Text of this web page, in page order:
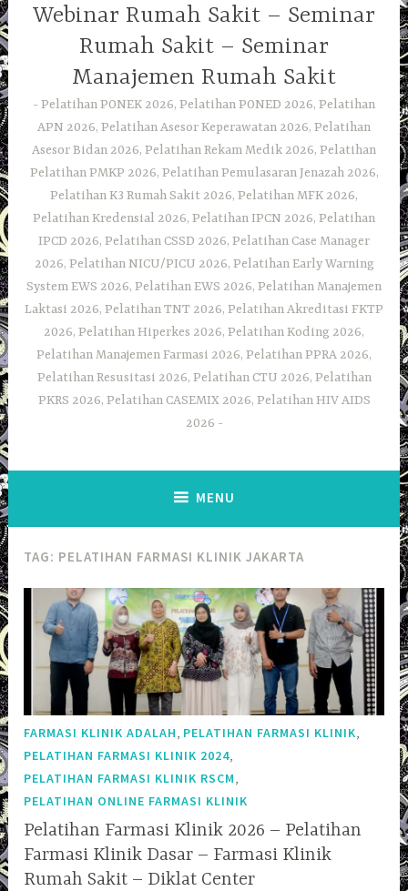
Webinar Rumah Sakit – Seminar
Rumah Sakit – Seminar
Manajemen Rumah Sakit
Pelatihan PONEK 2026, Pelatihan PONED 2026, Pelatihan
APN 2026, Pelatihan Asesor Keperawatan 2026, Pelatihan
Asesor Bidan 2026, Pelatihan Rekam Medik 2026, Pelatihan
Pelatihan PMKP 2026, Pelatihan Pemulasaran Jenazah 2026,
Pelatihan K3 Rumah Sakit 2026, Pelatihan MFK 2026,
Pelatihan Kredensial 2026, Pelatihan IPCN 2026, Pelatihan
IPCD 2026, Pelatihan CSSD 2026, Pelatihan Case Manager
2026, Pelatihan NICU/PICU 2026, Pelatihan Early Warning
System EWS 2026, Pelatihan EWS 2026, Pelatihan Manajemen
Laktasi 2026, Pelatihan TNT 2026, Pelatihan Akreditasi FKTP
2026, Pelatihan Hiperkes 2026, Pelatihan Koding 2026,
Pelatihan Manajemen Farmasi 2026, Pelatihan PPRA 2026,
Pelatihan Resusitasi 2026, Pelatihan CTU 2026, Pelatihan
PKRS 2026, Pelatihan CASEMIX 2026, Pelatihan HIV AIDS
2026
MENU
TAG: PELATIHAN FARMASI KLINIK JAKARTA
FARMASI KLINIK ADALAH, PELATIHAN FARMASI KLINIK,
PELATIHAN FARMASI KLINIK 2024,
PELATIHAN FARMASI KLINIK RSCM,
PELATIHAN ONLINE FARMASI KLINIK
Pelatihan Farmasi Klinik 2026 – Pelatihan
Farmasi Klinik Dasar – Farmasi Klinik
Rumah Sakit – Diklat Center